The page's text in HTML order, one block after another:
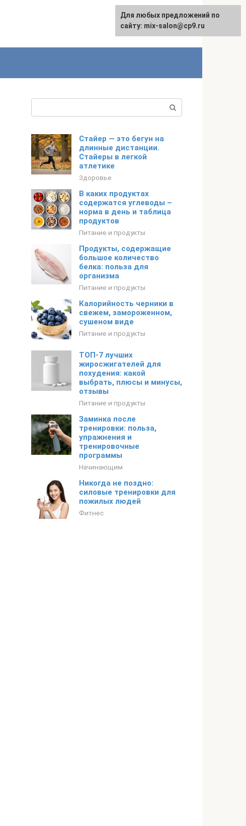
Стайер — это бегун на
длинные дистанции.
Стайеры в легкой
атлетике
Здоровье
В каких продуктах
содержатся углеводы –
норма в день и таблица
продуктов
Питание и продукты
Продукты, содержащие
большое количество
белка: польза для
организма
Питание и продукты
Калорийность черники в
свежем, замороженном,
сушеном виде
Питание и продукты
ТОП-7 лучших
жиросжигателей для
похудения: какой
выбрать, плюсы и минусы,
отзывы
Питание и продукты
Заминка после
тренировки: польза,
упражнения и
тренировочные
программы
Начинающим
Никогда не поздно:
силовые тренировки для
пожилых людей
Фитнес
Для любых предложений по
сайту: mix-salon@cp9.ru